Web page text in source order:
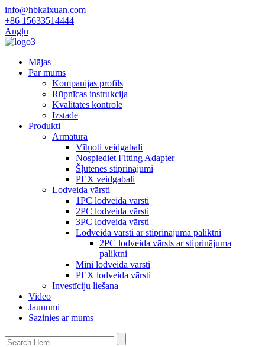
info@hbkaixuan.com
+86 15633514444
Angļu
Mājas
Par mums
Kompanijas profils
Rūpnīcas instrukcija
Kvalitātes kontrole
Izstāde
Produkti
Armatūra
Vītņoti veidgabali
Nospiediet Fitting Adapter
Šļūtenes stiprinājumi
PEX veidgabali
Lodveida vārsti
1PC lodveida vārsti
2PC lodveida vārsti
3PC lodveida vārsti
Lodveida vārsti ar stiprinājuma paliktni
2PC lodveida vārsts ar stiprinājuma
paliktni
Mini lodveida vārsti
PEX lodveida vārsti
Investīciju liešana
Video
Jaunumi
Sazinies ar mums